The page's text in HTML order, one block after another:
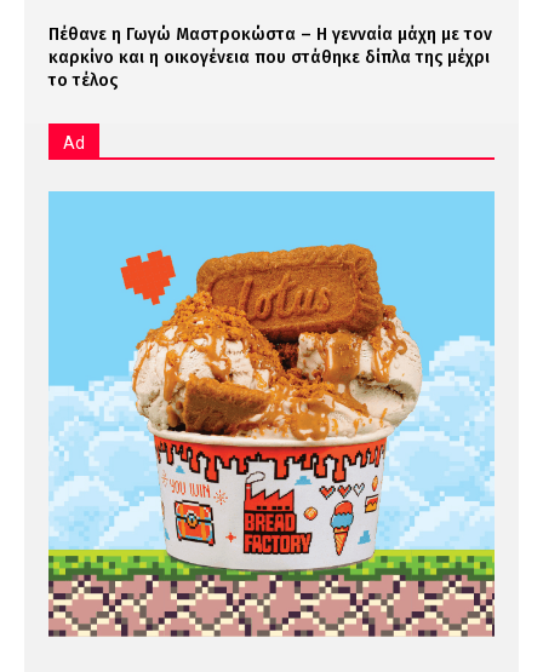
Πέθανε η Γωγώ Μαστροκώστα – Η γενναία μάχη με τον
καρκίνο και η οικογένεια που στάθηκε δίπλα της μέχρι
το τέλος
Ad